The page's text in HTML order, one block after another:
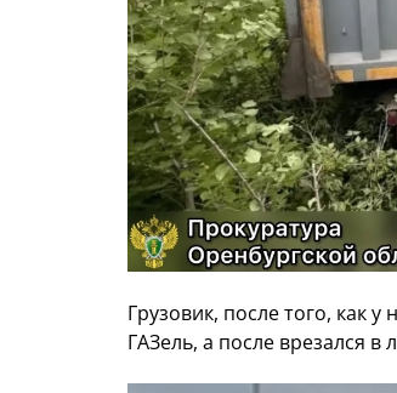
Грузовик, после того, как у
ГАЗель, а после врезался в